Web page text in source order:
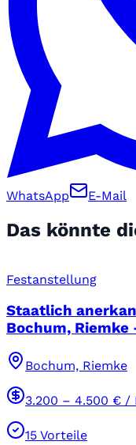
WhatsApp E-Mail
Das könnte
Festanstellung
Staatlich
Bochum, Riemke
Bochum, Riemke
3.200 – 4.500 € /
15 Vorteile